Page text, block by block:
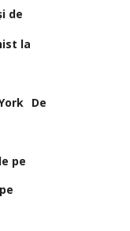
de
la
De